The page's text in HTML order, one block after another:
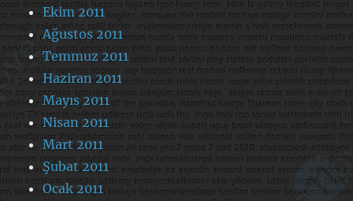
Ekim 2011
Ağustos 2011
Temmuz 2011
Haziran 2011
Mayıs 2011
Nisan 2011
Mart 2011
Şubat 2011
Ocak 2011